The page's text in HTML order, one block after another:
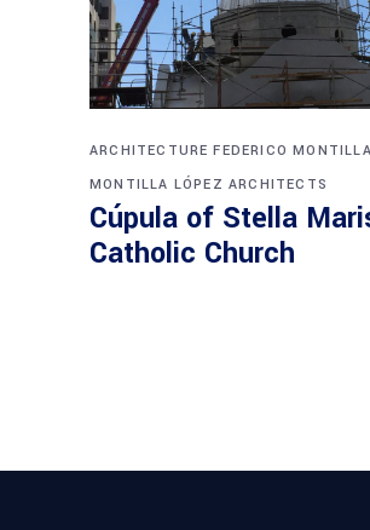
ARCHITECTURE FEDERICO
MONTILLA LÓPEZ ARCHITECTS
Cúpula of Stella
Catholic Church